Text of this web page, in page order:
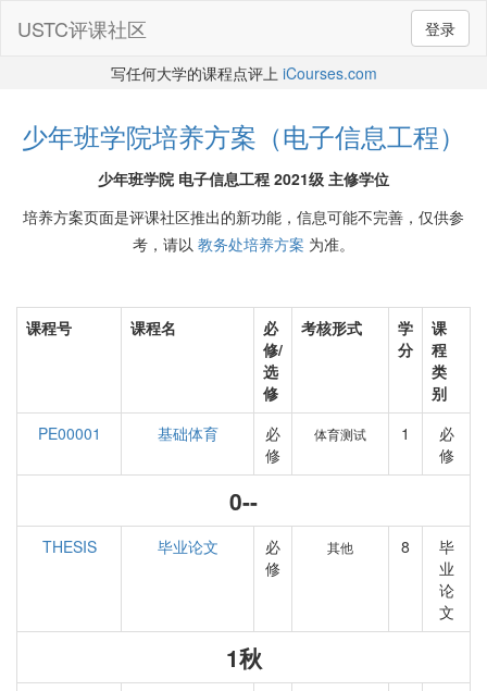
登录
USTC评课社区
写任何大学的课程点评上 iCourses.com
少年班学院培养方案（电子信息工程）
少年班学院 电子信息工程 2021级 主修学位
培养方案页面是评课社区推出的新功能，信息可能不完善，仅供参
考，请以 教务处培养方案 为准。
课程号 课程名
必
修/
选
修
考核形式
学
分
课
程
类
别
PE00001
基础体育
必
修
体育测试 1
必
修
0--
THESIS 毕业论文
必
修
其他 8
毕
业
论
文
1秋